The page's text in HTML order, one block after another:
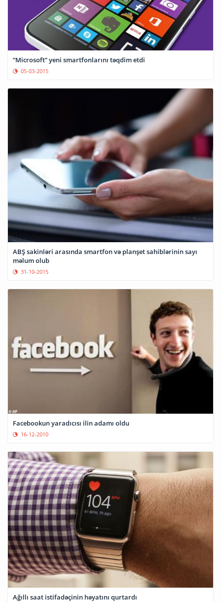
“Microsoft” yeni smartfonlarını təqdim etdi
05-03-2015
ABŞ sakinləri arasında smartfon və planşet sahiblərinin sayı
məlum olub
31-10-2015
Facebookun yaradıcısı ilin adamı oldu
16-12-2010
Ağıllı saat istifadəçinin həyatını qurtardı